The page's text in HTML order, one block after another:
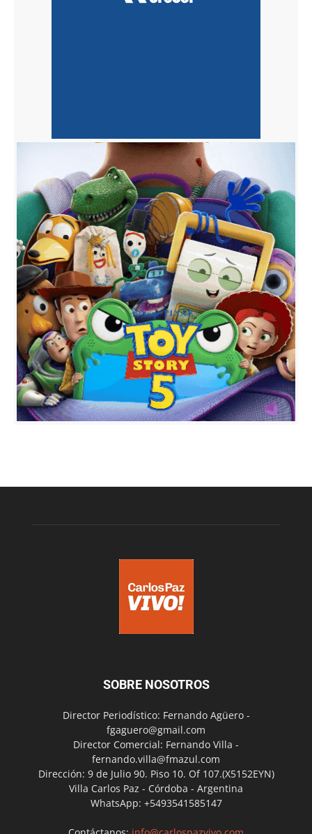
SOBRE NOSOTROS
Director Periodístico: Fernando Agüero -
fgaguero@gmail.com
Director Comercial: Fernando Villa -
fernando.villa@fmazul.com
Dirección: 9 de Julio 90. Piso 10. Of 107.(X5152EYN)
Villa Carlos Paz - Córdoba - Argentina
WhatsApp: +5493541585147